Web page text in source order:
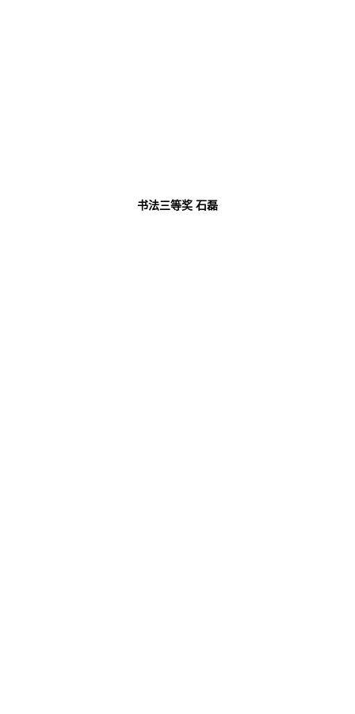
书法三等奖 石磊